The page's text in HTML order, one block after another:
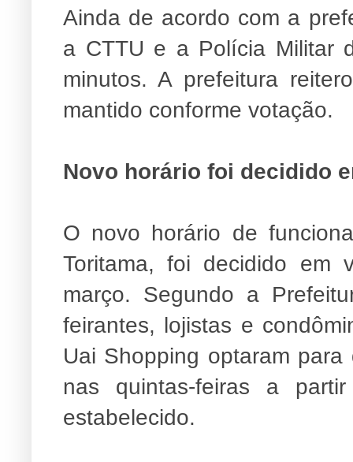
Ainda de acordo com a
a CTTU e a Polícia Militar
minutos. A prefeitura
mantido conforme votação.
Novo horário foi decidido
O novo horário de
Toritama, foi decidido em
março. Segundo a
feirantes, lojistas e
Uai Shopping optaram
nas quintas-feiras a
estabelecido.